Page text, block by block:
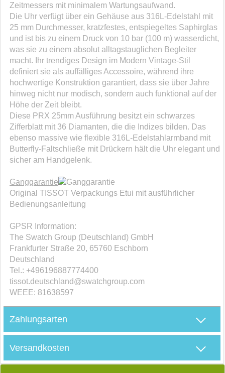
Zeitmessers mit minimalem Wartungsaufwand.
Die Uhr verfügt über ein Gehäuse aus 316L-Edelstahl mit
25 mm Durchmesser, kratzfestes, entspiegeltes Saphirglas
und ist bis zu einem Druck von 10 bar (100 m) wasserdicht,
was sie zu einem absolut alltagstauglichen Begleiter
macht. Ihr trendiges Design im Modern Vintage-Stil
definiert sie als auffälliges Accessoire, während ihre
hochwertige Konstruktion garantiert, dass sie über Jahre
hinweg nicht nur modisch, sondern auch funktional auf der
Höhe der Zeit bleibt.
Diese PRX 25mm Ausführung besitzt ein schwarzes
Zifferblatt mit 36 Diamanten, die die Indizes bilden. Das
ebenso massive wie flexible 316L-Edelstahlarmband mit
Butterfly-Faltschließe mit Drückern hält die Uhr elegant und
sicher am Handgelenk.
Ganggarantie
Original TISSOT Verpackungs Etui mit ausführlicher
Bedienungsanleitung
GPSR Information:
The Swatch Group (Deutschland) GmbH
Frankfurter Straße 20, 65760 Eschborn
Deutschland
Tel.: +496196887774400
tissot.deutschland@swatchgroup.com
WEEE: 81638597
Zahlungsarten
Versandkosten